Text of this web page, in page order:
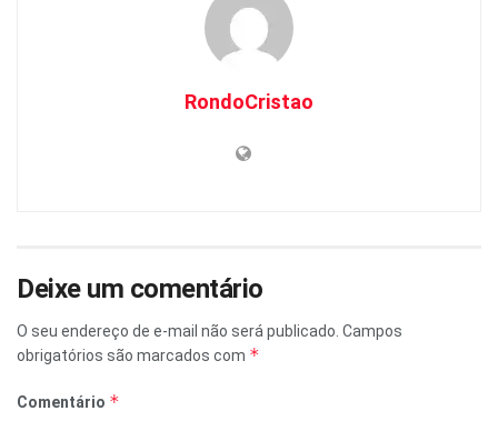
RondoCristao
Deixe um comentário
O seu endereço de e-mail não será publicado. Campos
obrigatórios são marcados com *
Comentário *